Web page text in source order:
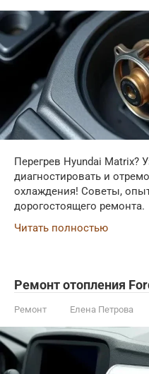
Перегрев Hyundai Matrix?
диагностировать и
охлаждения! Советы,
дорогостоящего ремонта.
Читать полностью
Ремонт отопления
Ремонт Елена Петрова